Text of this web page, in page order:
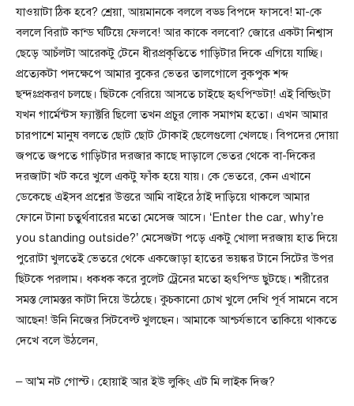
যাওয়াটা ঠিক হবে? শ্রেয়া, আয়মানকে বললে বড্ড বিপদে ফাসবে! মা-কে
বললে বিরাট কান্ড ঘটিয়ে ফেলবে! আর কাকে বলবো? জোরে একটা নিশ্বাস
ছেড়ে আচঁলটা আরেকটু টেনে ধীরপ্রকৃতিতে গাড়িটার দিকে এগিয়ে যাচ্ছি।
প্রত্যেকটা পদক্ষেপে আমার বুকের ভেতর তালগোলে বুকপুক শব্দ
ছন্দঃপ্রকরণ চলছে। ছিটকে বেরিয়ে আসতে চাইছে হৃৎপিন্ডটা! এই বিল্ডিংটা
যখন গার্মেন্টস ফ্যাক্টরি ছিলো তখন প্রচুর লোক সমাগম হতো। এখন আমার
চারপাশে মানুষ বলতে ছোট ছোট টোকাই ছেলেগুলো খেলছে। বিপদের দোয়া
জপতে জপতে গাড়িটার দরজার কাছে দাড়ালে ভেতর থেকে বা-দিকের
দরজাটা খট করে খুলে একটু ফাঁক হয়ে যায়। কে ভেতরে, কেন এখানে
ডেকেছে এইসব প্রশ্নের উত্তরে আমি বাইরে ঠাই দাড়িয়ে থাকলে আমার
ফোনে টানা চতুর্থবারের মতো মেসেজ আসে। ‘Enter the car, why’re
you standing outside?’ মেসেজটা পড়ে একটু খোলা দরজায় হাত দিয়ে
পুরোটা খুলতেই ভেতরে থেকে একজোড়া হাতের ভয়ঙ্কর টানে সিটের উপর
ছিটকে পরলাম। ধকধক করে বুলেট ট্রেনের মতো হৃৎপিন্ড ছুটছে। শরীরের
সমস্ত লোমস্তর কাটা দিয়ে উঠেছে। কুচকানো চোখ খুলে দেখি পূর্ব সামনে বসে
আছেন! উনি নিজের সিটবেল্ট খুলছেন। আমাকে আশ্চর্যভাবে তাকিয়ে থাকতে
দেখে বলে উঠলেন,
– আ’ম নট গোস্ট। হোয়াই আর ইউ লুকিং এট মি লাইক দিজ?